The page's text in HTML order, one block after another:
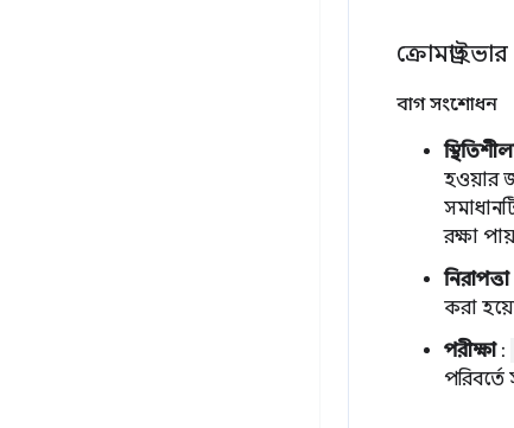
বাগ সংশোধন
হওয়ার
রক্ষা
নিরাপত্তা
করা
পরীক্ষা: